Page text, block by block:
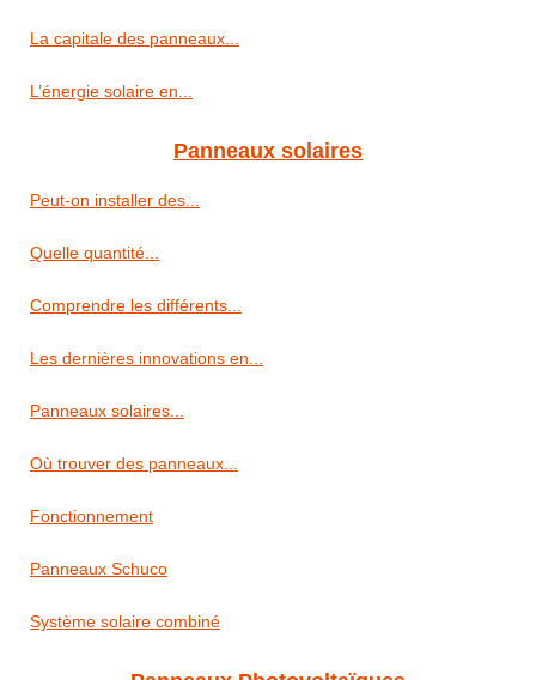
La capitale des panneaux...
L’énergie solaire en...
Panneaux solaires
Peut-on installer des...
Quelle quantité...
Comprendre les différents...
Les dernières innovations en...
Panneaux solaires...
Où trouver des panneaux...
Fonctionnement
Panneaux Schuco
Système solaire combiné